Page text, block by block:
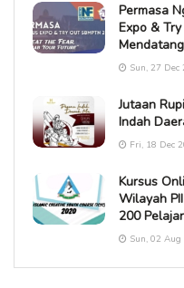
Permasa
Expo &
Mendatang
Sun, 27 Dec
Jutaan
Indah
Fri, 18 Dec
Kursus
Wilayah
200
Sun, 02 Aug